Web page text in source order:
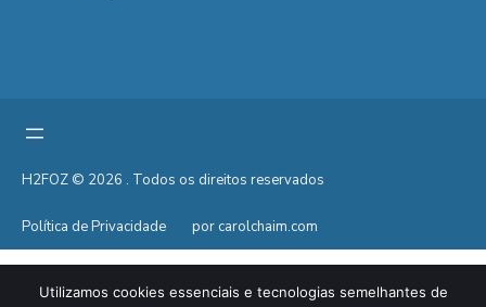
H2FOZ © 2026 . Todos os direitos reservados
Política de Privacidade por carolchaim.com
Utilizamos cookies essenciais e tecnologias semelhantes de